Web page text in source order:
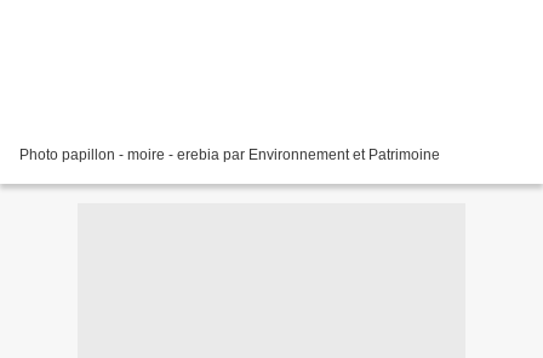
Photo papillon - moire - erebia par Environnement et Patrimoine